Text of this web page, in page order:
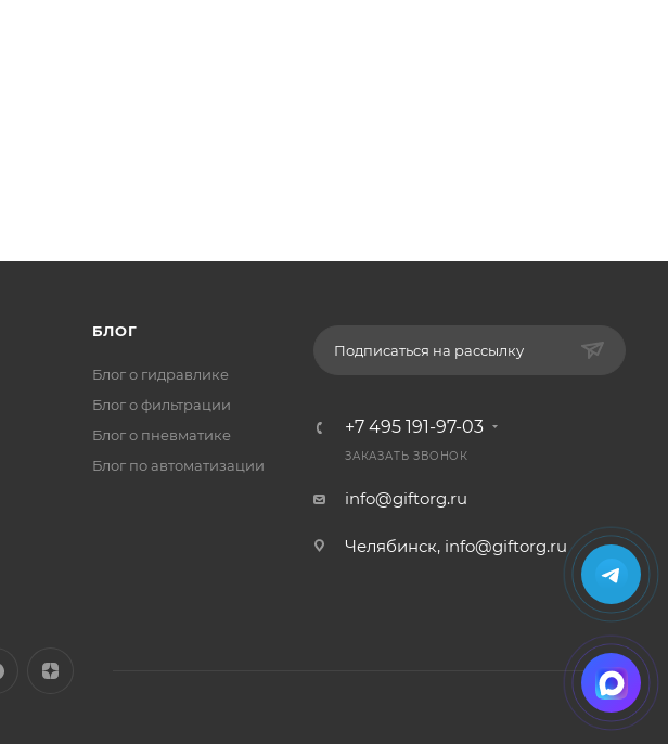
БЛОГ
Блог о гидравлике
Блог о фильтрации
Блог о пневматике
Блог по автоматизации
Подписаться на рассылку
+7 495 191-97-03
ЗАКАЗАТЬ ЗВОНОК
info@giftorg.ru
Челябинск, info@giftorg.ru